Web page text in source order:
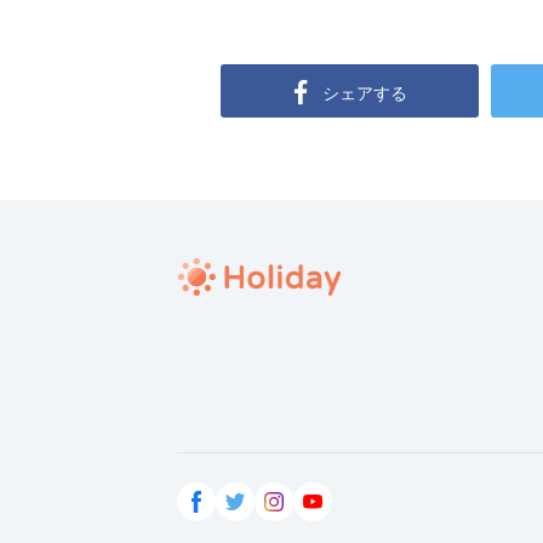
シェアする